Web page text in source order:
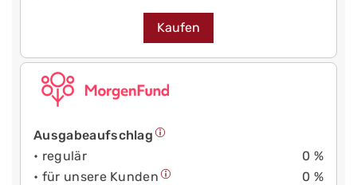
Kaufen
Ausgabeaufschlag
• regulär
0 %
• für unsere Kunden
0 %